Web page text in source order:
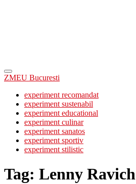
ZMEU Bucuresti
experiment recomandat
experiment sustenabil
experiment educational
experiment culinar
experiment sanatos
experiment sportiv
experiment stilistic
Tag: Lenny Ravich